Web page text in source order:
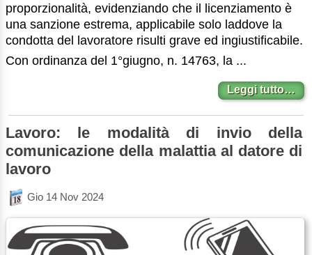
proporzionalità, evidenziando che il licenziamento è
una sanzione estrema, applicabile solo laddove la
condotta del lavoratore risulti grave ed ingiustificabile.
Con ordinanza del 1°giugno, n. 14763, la ...
Leggi tutto…
Lavoro: le modalità di invio della
comunicazione della malattia al datore di
lavoro
Gio 14 Nov 2024